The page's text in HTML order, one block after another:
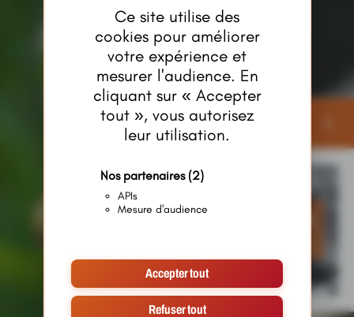
Ce site utilise des
cookies pour améliorer
votre expérience et
mesurer l'audience. En
cliquant sur « Accepter
tout », vous autorisez
leur utilisation.
Nos partenaires (2)
APIs
Mesure d'audience
Accepter tout
Refuser tout
Publicités